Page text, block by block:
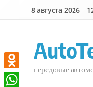
8 августа 2026
передовые
Odnoklassniki